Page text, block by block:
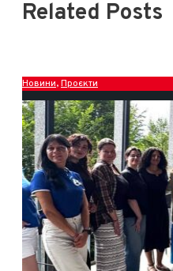
Related Posts
Новини,Проєкти